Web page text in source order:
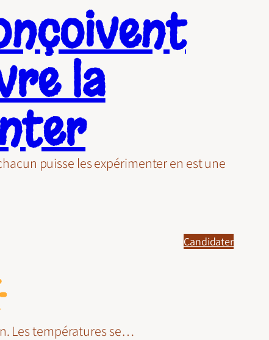
la
puisse les expérimenter en est une
Candidater
Les températures se…